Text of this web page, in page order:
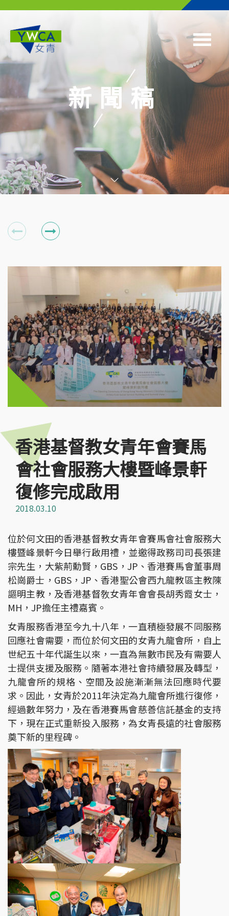
新聞稿
香港基督教女青年會賽馬
會社會服務大樓暨峰景軒
復修完成啟用
2018.03.10
位於何文田的香港基督教女青年會賽馬會社會服務大
樓暨峰景軒今日舉行啟用禮，並邀得政務司司長張建
宗先生，大紫荊勳賢，GBS，JP、香港賽馬會董事周
松崗爵士，GBS，JP、香港聖公會西九龍教區主教陳
謳明主教，及香港基督敎女青年會會長胡秀霞女士，
MH，JP擔任主禮嘉賓。
女青服務香港至今九十八年，一直積極發展不同服務
回應社會需要，而位於何文田的女青九龍會所，自上
世紀五十年代誕生以來，一直為無數市民及有需要人
士提供支援及服務。隨著本港社會持續發展及轉型，
九龍會所的規格、空間及設施漸漸無法回應時代要
求。因此，女青於2011年決定為九龍會所進行復修，
經過數年努力，及在香港賽馬會慈善信託基金的支持
下，現在正式重新投入服務，為女青長遠的社會服務
奠下新的里程碑。